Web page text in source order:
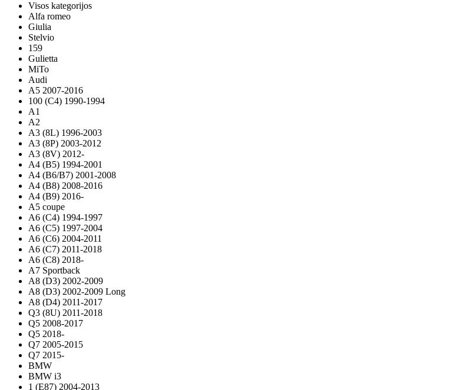
Visos kategorijos
Alfa romeo
Giulia
Stelvio
159
Gulietta
MiTo
Audi
A5 2007-2016
100 (C4) 1990-1994
A1
A2
A3 (8L) 1996-2003
A3 (8P) 2003-2012
A3 (8V) 2012-
A4 (B5) 1994-2001
A4 (B6/B7) 2001-2008
A4 (B8) 2008-2016
A4 (B9) 2016-
A5 coupe
A6 (C4) 1994-1997
A6 (C5) 1997-2004
A6 (C6) 2004-2011
A6 (C7) 2011-2018
A6 (C8) 2018-
A7 Sportback
A8 (D3) 2002-2009
A8 (D3) 2002-2009 Long
A8 (D4) 2011-2017
Q3 (8U) 2011-2018
Q5 2008-2017
Q5 2018-
Q7 2005-2015
Q7 2015-
BMW
BMW i3
1 (E87) 2004-2013